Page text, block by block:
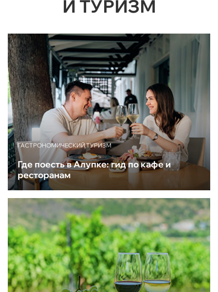
Й ТУРИЗМ
ГАСТРОНОМИЧЕСКИЙ ТУРИЗМ
Где поесть в Алупке: гид по кафе и
ресторанам